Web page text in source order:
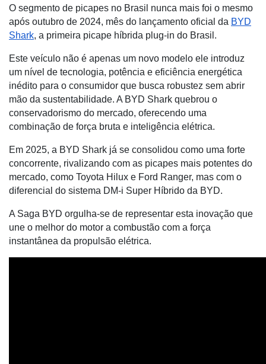
O segmento de picapes no Brasil nunca mais foi o mesmo
após outubro de 2024, mês do lançamento oficial da BYD
Shark, a primeira picape híbrida plug-in do Brasil.
Este veículo não é apenas um novo modelo ele introduz
um nível de tecnologia, potência e eficiência energética
inédito para o consumidor que busca robustez sem abrir
mão da sustentabilidade. A BYD Shark quebrou o
conservadorismo do mercado, oferecendo uma
combinação de força bruta e inteligência elétrica.
Em 2025, a BYD Shark já se consolidou como uma forte
concorrente, rivalizando com as picapes mais potentes do
mercado, como Toyota Hilux e Ford Ranger, mas com o
diferencial do sistema DM-i Super Híbrido da BYD.
A Saga BYD orgulha-se de representar esta inovação que
une o melhor do motor a combustão com a força
instantânea da propulsão elétrica.